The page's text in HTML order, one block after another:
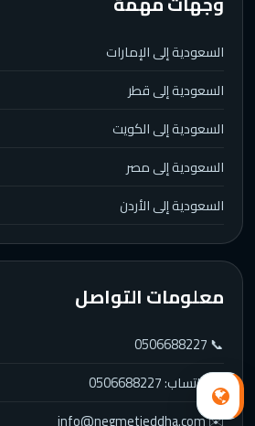
السعودية إلى الإمارات
السعودية إلى قطر
السعودية إلى الكويت
السعودية إلى مصر
السعودية إلى الأردن
معلومات التواصل
📞 0506688227
💬 واتساب: 0506688227
✉️ info@negmetjeddha.com